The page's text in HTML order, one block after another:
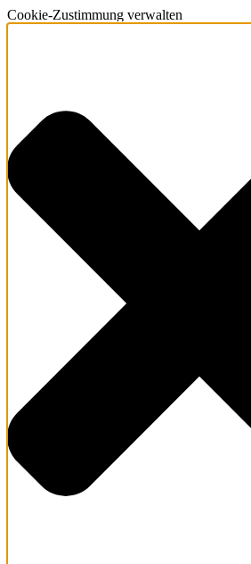
Cookie-Zustimmung verwalten